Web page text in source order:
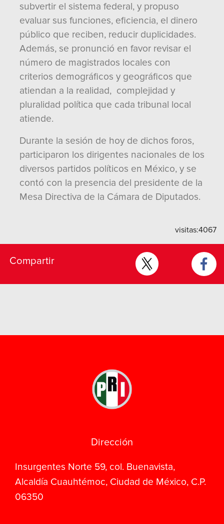
subvertir el sistema federal, y propuso
evaluar sus funciones, eficiencia, el dinero
público que reciben, reducir duplicidades.
Además, se pronunció en favor revisar el
número de magistrados locales con
criterios demográficos y geográficos que
atiendan a la realidad, complejidad y
pluralidad política que cada tribunal local
atiende.
Durante la sesión de hoy de dichos foros,
participaron los dirigentes nacionales de los
diversos partidos políticos en México, y se
contó con la presencia del presidente de la
Mesa Directiva de la Cámara de Diputados.
visitas:4067
Compartir
Dirección
Insurgentes Norte 59, col. Buenavista,
Alcaldía Cuauhtémoc, Ciudad de México, C.P.
06350